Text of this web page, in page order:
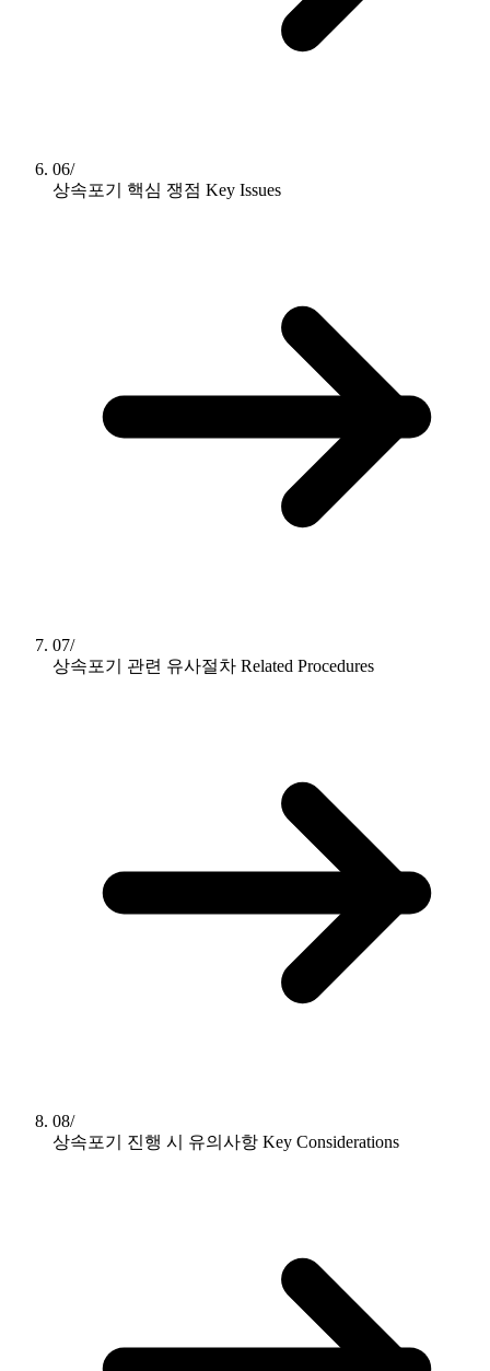
06/
상속포기 핵심 쟁점 Key Issues
07/
상속포기 관련 유사절차 Related Procedures
08/
상속포기 진행 시 유의사항 Key Considerations